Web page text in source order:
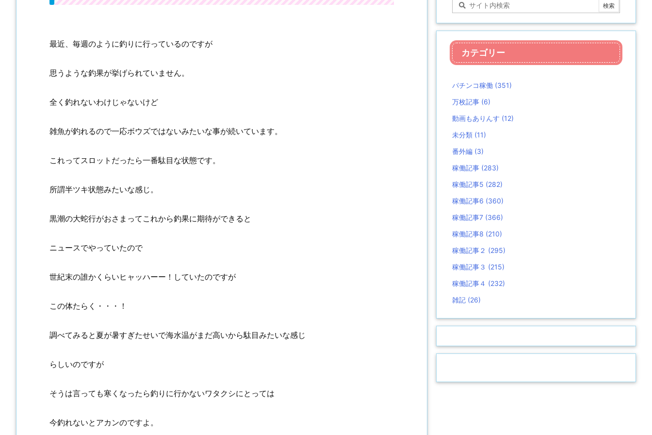
最近、毎週のように釣りに行っているのですが
思うような釣果が挙げられていません。
全く釣れないわけじゃないけど
雑魚が釣れるので一応ボウズではないみたいな事が続いています。
これってスロットだったら一番駄目な状態です。
所謂半ツキ状態みたいな感じ。
黒潮の大蛇行がおさまってこれから釣果に期待ができると
ニュースでやっていたので
世紀末の誰かくらいヒャッハーー！していたのですが
この体たらく・・・！
調べてみると夏が暑すぎたせいで海水温がまだ高いから駄目みたいな感じ
らしいのですが
そうは言っても寒くなったら釣りに行かないワタクシにとっては
今釣れないとアカンのですよ。
カテゴリー
パチンコ稼働 (351)
万枚記事 (6)
動画もありんす (12)
未分類 (11)
番外編 (3)
稼働記事 (283)
稼働記事5 (282)
稼働記事6 (360)
稼働記事7 (366)
稼働記事8 (210)
稼働記事２ (295)
稼働記事３ (215)
稼働記事４ (232)
雑記 (26)